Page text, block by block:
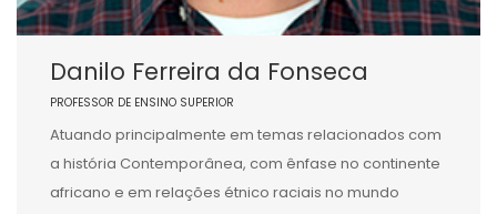
Danilo Ferreira da Fonseca
PROFESSOR DE ENSINO SUPERIOR
Atuando principalmente em temas relacionados com
a história Contemporânea, com ênfase no continente
africano e em relações étnico raciais no mundo